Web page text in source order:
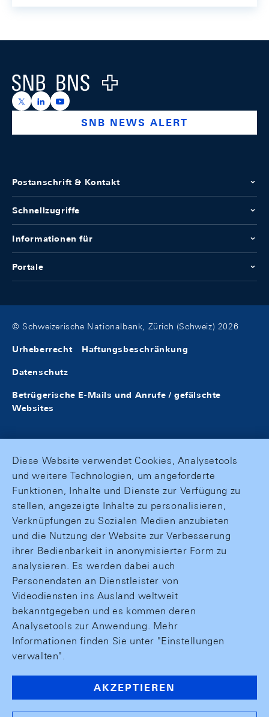
Logo
https://x.com/snb_bns
https://ch.linkedin.com/company/swiss-national-
https://www.youtube.com/@swissnationalbank
SNB NEWS ALERT
Postanschrift & Kontakt
Schnellzugriffe
Informationen für
Portale
© Schweizerische Nationalbank, Zürich (Schweiz) 2026
Urheberrecht Haftungsbeschränkung
Datenschutz
Betrügerische E-Mails und Anrufe / gefälschte
Websites
Diese Website verwendet Cookies, Analysetools
und weitere Technologien, um angeforderte
Funktionen, Inhalte und Dienste zur Verfügung zu
stellen, angezeigte Inhalte zu personalisieren,
Verknüpfungen zu Sozialen Medien anzubieten
und die Nutzung der Website zur Verbesserung
ihrer Bedienbarkeit in anonymisierter Form zu
analysieren. Es werden dabei auch
Personendaten an Dienstleister von
Videodiensten ins Ausland weltweit
bekanntgegeben und es kommen deren
Analysetools zur Anwendung. Mehr
Informationen finden Sie unter "Einstellungen
verwalten".
AKZEPTIEREN